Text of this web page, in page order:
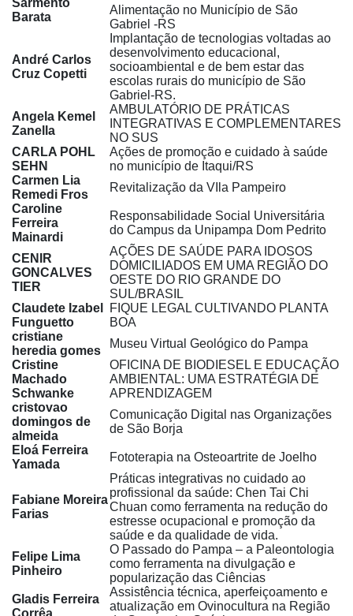
Sarmento
Barata
Alimentação no Município de São
Gabriel -RS
André Carlos
Cruz Copetti
Implantação de tecnologias voltadas ao
desenvolvimento educacional,
socioambiental e de bem estar das
escolas rurais do município de São
Gabriel-RS.
Angela Kemel
Zanella
AMBULATÓRIO DE PRÁTICAS
INTEGRATIVAS E COMPLEMENTARES
NO SUS
CARLA POHL
SEHN
Ações de promoção e cuidado à saúde
no município de Itaqui/RS
Carmen Lia
Remedi Fros
Revitalização da VIla Pampeiro
Caroline
Ferreira
Mainardi
Responsabilidade Social Universitária
do Campus da Unipampa Dom Pedrito
CENIR
GONCALVES
TIER
AÇÕES DE SAÚDE PARA IDOSOS
DOMICILIADOS EM UMA REGIÃO DO
OESTE DO RIO GRANDE DO
SUL/BRASIL
Claudete Izabel
Funguetto
FIQUE LEGAL CULTIVANDO PLANTA
BOA
cristiane
heredia gomes
Museu Virtual Geológico do Pampa
Cristine
Machado
Schwanke
OFICINA DE BIODIESEL E EDUCAÇÃO
AMBIENTAL: UMA ESTRATÉGIA DE
APRENDIZAGEM
cristovao
domingos de
almeida
Comunicação Digital nas Organizações
de São Borja
Eloá Ferreira
Yamada
Fototerapia na Osteoartrite de Joelho
Fabiane Moreira
Farias
Práticas integrativas no cuidado ao
profissional da saúde: Chen Tai Chi
Chuan como ferramenta na redução do
estresse ocupacional e promoção da
saúde e da qualidade de vida.
Felipe Lima
Pinheiro
O Passado do Pampa – a Paleontologia
como ferramenta na divulgação e
popularização das Ciências
Gladis Ferreira
Corrêa
Assistência técnica, aperfeiçoamento e
atualização em Ovinocultura na Região